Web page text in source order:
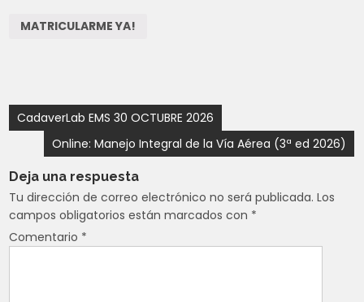
MATRICULARME YA!
Navegación
de
entradas
CadaverLab EMS 30 OCTUBRE 2026
Online: Manejo Integral de la Vía Aérea (3ª ed 2026)
Deja una respuesta
Tu dirección de correo electrónico no será publicada. Los
campos obligatorios están marcados con *
Comentario *